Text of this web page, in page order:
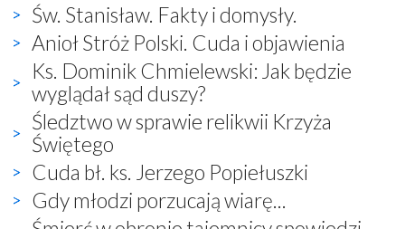
Św. Stanisław. Fakty i domysły.
Anioł Stróż Polski. Cuda i objawienia
Ks. Dominik Chmielewski: Jak będzie
wyglądał sąd duszy?
Śledztwo w sprawie relikwii Krzyża
Świętego
Cuda bł. ks. Jerzego Popiełuszki
Gdy młodzi porzucają wiarę...